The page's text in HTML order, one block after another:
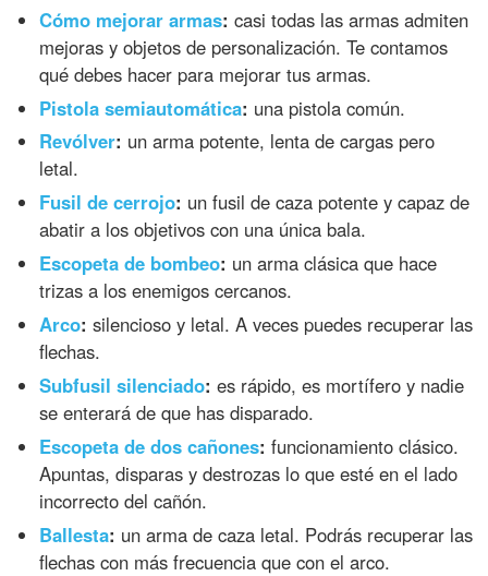
Cómo mejorar armas: casi todas las armas admiten
mejoras y objetos de personalización. Te contamos
qué debes hacer para mejorar tus armas.
Pistola semiautomática: una pistola común.
Revólver: un arma potente, lenta de cargas pero
letal.
Fusil de cerrojo: un fusil de caza potente y capaz de
abatir a los objetivos con una única bala.
Escopeta de bombeo: un arma clásica que hace
trizas a los enemigos cercanos.
Arco: silencioso y letal. A veces puedes recuperar las
flechas.
Subfusil silenciado: es rápido, es mortífero y nadie
se enterará de que has disparado.
Escopeta de dos cañones: funcionamiento clásico.
Apuntas, disparas y destrozas lo que esté en el lado
incorrecto del cañón.
Ballesta: un arma de caza letal. Podrás recuperar las
flechas con más frecuencia que con el arco.